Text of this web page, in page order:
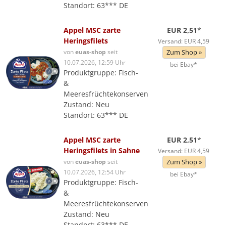
Standort: 63*** DE
Appel MSC zarte
Heringsfilets
voneuas-shop seit
10.07.2026, 12:59 Uhr
Produktgruppe: Fisch-
&
Meeresfrüchtekonserven
Zustand: Neu
Standort: 63*** DE
EUR 2,51*
Versand: EUR 4,59
Zum Shop »
bei Ebay*
Appel MSC zarte
Heringsfilets in Sahne
voneuas-shop seit
10.07.2026, 12:54 Uhr
Produktgruppe: Fisch-
&
Meeresfrüchtekonserven
Zustand: Neu
EUR 2,51*
Versand: EUR 4,59
Zum Shop »
bei Ebay*